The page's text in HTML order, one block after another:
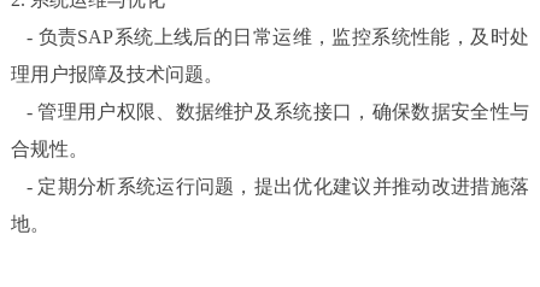
- 负责SAP系统上线后的日常运维，监控系统性能，及时处
理用户报障及技术问题。
-管理用户权限、数据维护及系统接口，确保数据安全性与
合规性。
- 定期分析系统运行问题，提出优化建议并推动改进措施落
地。